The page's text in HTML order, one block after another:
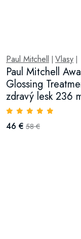
Paul Mitchell Vlasy
Paul Mitchell
Glossing
zdravý lesk 236
46 € 58 €